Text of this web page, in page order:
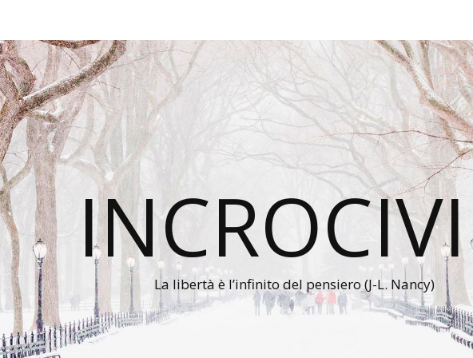
La libertà è l’infinito del pensiero (J-L. Nancy)